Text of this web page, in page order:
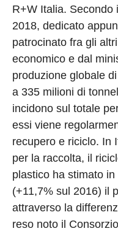
R+W Italia. Secondo
2018, dedicato
patrocinato fra gli
economico e dal
produzione globale
a 335 milioni di
incidono sul totale
essi viene
recupero e riciclo. In
per la raccolta, il
plastico ha stimato
(+11,7% sul 2016) il
attraverso la
reso noto il